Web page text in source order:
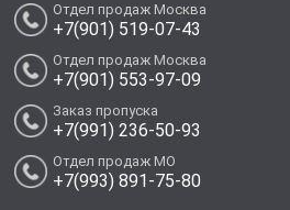
Отдел продаж Москва
+7(901) 519-07-43
Отдел продаж Москва
+7(901) 553-97-09
Заказ пропуска
+7(991) 236-50-93
Отдел продаж МО
+7(993) 891-75-80